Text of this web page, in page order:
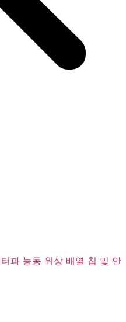
파 능동 위상 배열 칩 및 안